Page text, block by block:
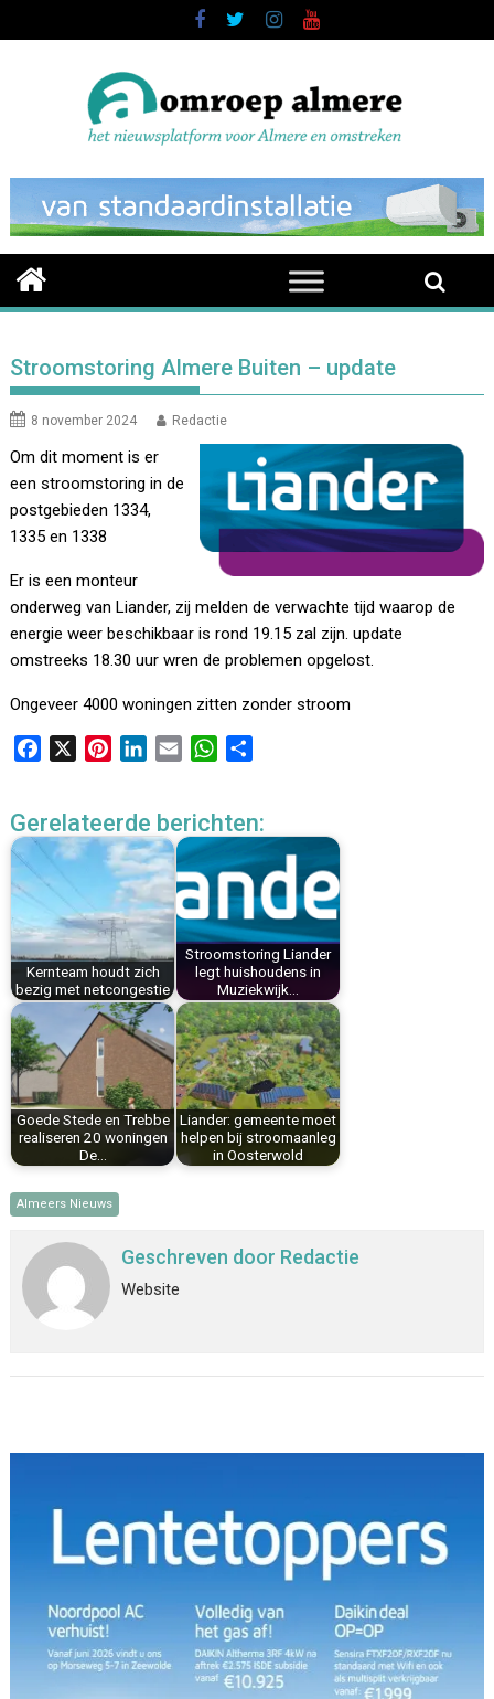
to
Stroomstoring Almere Buiten – update
8 november 2024 Redactie
Om dit moment is er
een stroomstoring in de
postgebieden 1334,
1335 en 1338
Er is een monteur
onderweg van Liander, zij melden de verwachte tijd waarop de
energie weer beschikbaar is rond 19.15 zal zijn. update
omstreeks 18.30 uur wren de problemen opgelost.
Ongeveer 4000 woningen zitten zonder stroom
e
o
k
t
e
r
e
s
t
k
e
d
I
n
i
l
W
t
A
p
e
n
Gerelateerde berichten:
Kernteam houdt zich
bezig met netcongestie
Stroomstoring Liander
legt huishoudens in
Muziekwijk…
Goede Stede en Trebbe
realiseren 20 woningen
De…
Liander: gemeente moet
helpen bij stroomaanleg
in Oosterwold
Almeers Nieuws
Geschreven door Redactie
Website